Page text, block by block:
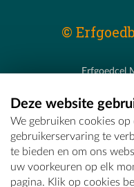
©
Erfgoedcel
T
E -
Deze website
We gebruiken cookies
gebruikerservaring te
te bieden en om ons
uw voorkeuren op elk
pagina. Klik op cookies